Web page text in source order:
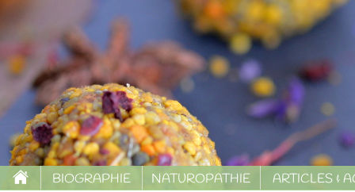
BIOGRAPHIE NATUROPATHIE ARTICLES &